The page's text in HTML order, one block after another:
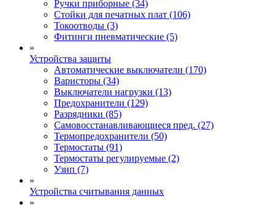
Ручки приборные (34)
Стойки для печатных плат (106)
Токоотводы (3)
Фитинги пневматические (5)
»
Устройства защиты
Автоматические выключатели (170)
Варисторы (34)
Выключатели нагрузки (13)
Предохранители (129)
Разрядники (85)
Самовосстанавливающиеся пред. (27)
Термопредохранители (50)
Термостаты (91)
Термостаты регулируемые (2)
Узип (7)
»
Устройства считывания данных
»